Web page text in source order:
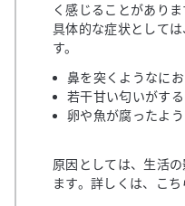
く感じることがありま
具体的な症状として
す。
鼻を突くようなに
若干甘い匂いがする
卵や魚が腐ったよ
原因としては、生活
ます。詳しくは、こち